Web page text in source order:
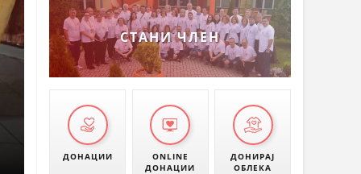
СТАНИ ЧЛЕН
ДОНАЦИИ
ONLINE
ДОНАЦИИ
ДОНИРАЈ
ОБЛЕКА